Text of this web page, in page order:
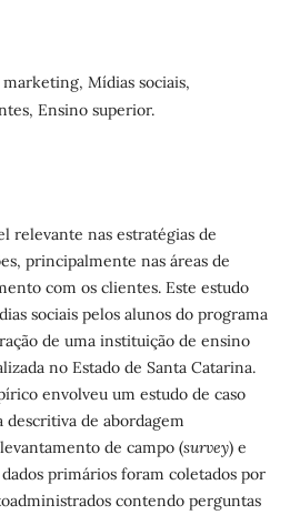
Mídias sociais,
Ensino superior.
relevante nas estratégias de
principalmente nas áreas de
com os clientes. Este estudo
sociais pelos alunos do programa
de uma instituição de ensino
no Estado de Santa Catarina.
envolveu um estudo de caso
descritiva de abordagem
de campo (survey) e
primários foram coletados por
contendo perguntas